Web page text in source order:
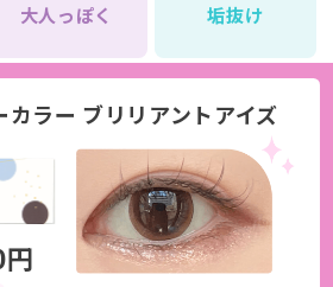
大人っぽく 垢抜け
カラー ブリリアントアイズ